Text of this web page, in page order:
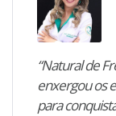
“Natural de
enxergou os
para